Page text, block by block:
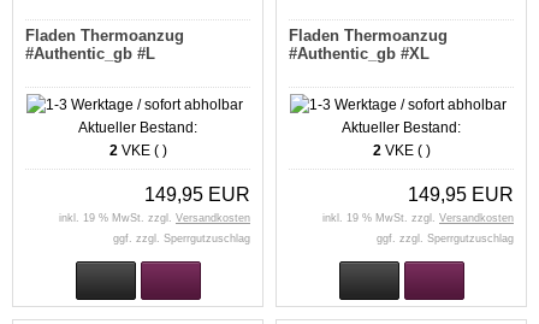
Fladen Thermoanzug
#Authentic_gb #L
Aktueller Bestand:
2VKE ( )
149,95 EUR
inkl. 19 % MwSt. zzgl. Versandkosten
ggf. zzgl. Sperrgutzuschlag
Fladen Thermoanzug
#Authentic_gb #XL
Aktueller Bestand:
2VKE ( )
149,95 EUR
inkl. 19 % MwSt. zzgl. Versandkosten
ggf. zzgl. Sperrgutzuschlag